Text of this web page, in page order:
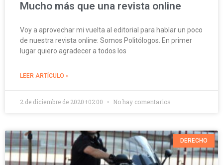
Mucho más que una revista online
Voy a aprovechar mi vuelta al editorial para hablar un poco
de nuestra revista online: Somos Politólogos. En primer
lugar quiero agradecer a todos los
LEER ARTÍCULO »
2 de diciembre de 2020+02:00 No hay comentarios
DERECHO